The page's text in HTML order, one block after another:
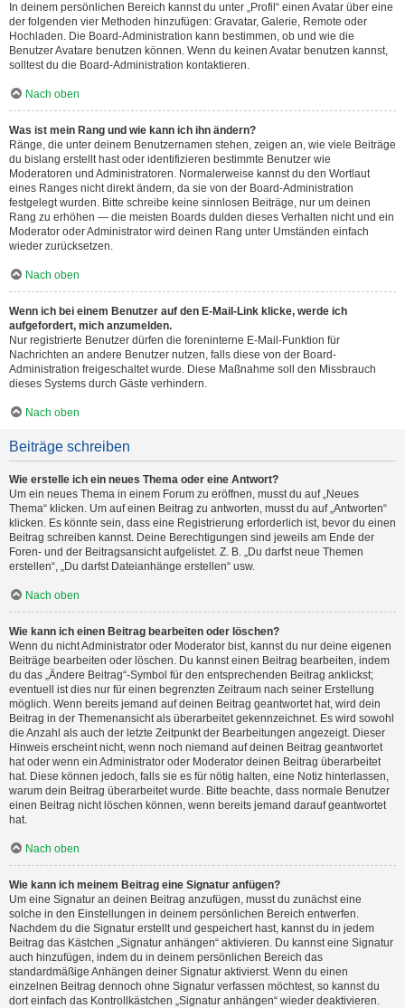
In deinem persönlichen Bereich kannst du unter „Profil“ einen Avatar über eine
der folgenden vier Methoden hinzufügen: Gravatar, Galerie, Remote oder
Hochladen. Die Board-Administration kann bestimmen, ob und wie die
Benutzer Avatare benutzen können. Wenn du keinen Avatar benutzen kannst,
solltest du die Board-Administration kontaktieren.
Nach oben
Was ist mein Rang und wie kann ich ihn ändern?
Ränge, die unter deinem Benutzernamen stehen, zeigen an, wie viele Beiträge
du bislang erstellt hast oder identifizieren bestimmte Benutzer wie
Moderatoren und Administratoren. Normalerweise kannst du den Wortlaut
eines Ranges nicht direkt ändern, da sie von der Board-Administration
festgelegt wurden. Bitte schreibe keine sinnlosen Beiträge, nur um deinen
Rang zu erhöhen — die meisten Boards dulden dieses Verhalten nicht und ein
Moderator oder Administrator wird deinen Rang unter Umständen einfach
wieder zurücksetzen.
Nach oben
Wenn ich bei einem Benutzer auf den E-Mail-Link klicke, werde ich
aufgefordert, mich anzumelden.
Nur registrierte Benutzer dürfen die foreninterne E-Mail-Funktion für
Nachrichten an andere Benutzer nutzen, falls diese von der Board-
Administration freigeschaltet wurde. Diese Maßnahme soll den Missbrauch
dieses Systems durch Gäste verhindern.
Nach oben
Beiträge schreiben
Wie erstelle ich ein neues Thema oder eine Antwort?
Um ein neues Thema in einem Forum zu eröffnen, musst du auf „Neues
Thema“ klicken. Um auf einen Beitrag zu antworten, musst du auf „Antworten“
klicken. Es könnte sein, dass eine Registrierung erforderlich ist, bevor du einen
Beitrag schreiben kannst. Deine Berechtigungen sind jeweils am Ende der
Foren- und der Beitragsansicht aufgelistet. Z. B. „Du darfst neue Themen
erstellen“, „Du darfst Dateianhänge erstellen“ usw.
Nach oben
Wie kann ich einen Beitrag bearbeiten oder löschen?
Wenn du nicht Administrator oder Moderator bist, kannst du nur deine eigenen
Beiträge bearbeiten oder löschen. Du kannst einen Beitrag bearbeiten, indem
du das „Ändere Beitrag“-Symbol für den entsprechenden Beitrag anklickst;
eventuell ist dies nur für einen begrenzten Zeitraum nach seiner Erstellung
möglich. Wenn bereits jemand auf deinen Beitrag geantwortet hat, wird dein
Beitrag in der Themenansicht als überarbeitet gekennzeichnet. Es wird sowohl
die Anzahl als auch der letzte Zeitpunkt der Bearbeitungen angezeigt. Dieser
Hinweis erscheint nicht, wenn noch niemand auf deinen Beitrag geantwortet
hat oder wenn ein Administrator oder Moderator deinen Beitrag überarbeitet
hat. Diese können jedoch, falls sie es für nötig halten, eine Notiz hinterlassen,
warum dein Beitrag überarbeitet wurde. Bitte beachte, dass normale Benutzer
einen Beitrag nicht löschen können, wenn bereits jemand darauf geantwortet
hat.
Nach oben
Wie kann ich meinem Beitrag eine Signatur anfügen?
Um eine Signatur an deinen Beitrag anzufügen, musst du zunächst eine
solche in den Einstellungen in deinem persönlichen Bereich entwerfen.
Nachdem du die Signatur erstellt und gespeichert hast, kannst du in jedem
Beitrag das Kästchen „Signatur anhängen“ aktivieren. Du kannst eine Signatur
auch hinzufügen, indem du in deinem persönlichen Bereich das
standardmäßige Anhängen deiner Signatur aktivierst. Wenn du einen
einzelnen Beitrag dennoch ohne Signatur verfassen möchtest, so kannst du
dort einfach das Kontrollkästchen „Signatur anhängen“ wieder deaktivieren.